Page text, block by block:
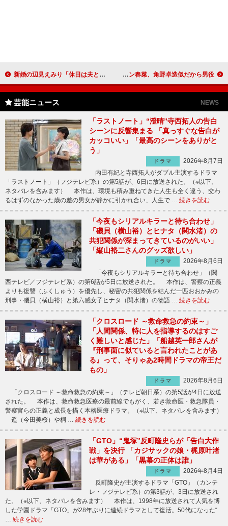
新婚の辺見えみり「休日は夫とお買い物」 期間限定セレクトショップをオープン よしもと芸人がシェークスピアに挑戦 ハリセン春菜、角野卓造似だから男役？
芸能ニュース NEWS
「ラストノート」“澄晴”寺西拓人の告白
シーンに反響集まる 「真っすぐな告白が
カッコいい」「最高のシーンをありがと
う」
ドラマ
2026年8月7日
内田有紀と寺西拓人がダブル主演するドラマ
「ラストノート」（フジテレビ系）の第5話が、6日に放送された。（※以下、
ネタバレを含みます） 本作は、環境も積み重ねてきた人生も全く違う、交わ
るはずのなかった歳の差の男女が静かに引かれ合い、人生で … 続きを読む
「今夜もシリアルキラーと待ち合わせ」
「磯貝（横山裕）とヒナタ（関水渚）の
共犯関係が深まってきているのがいい」
「縦山裕二さんのグッズ欲しい」
ドラマ
2026年8月6日
「今夜もシリアルキラーと待ち合わせ」（関
西テレビ／フジテレビ系）の第6話が5日に放送された。 本作は、警察の正義
よりも復讐（ふくしゅう）を優先し、秘密の共犯関係を結んだ一匹おおかみの
刑事・磯貝（横山裕）と第六感女子ヒナタ（関水渚）の物語 … 続きを読む
「クロスロード ～救命救急の約束～」
「人間関係、特に人を指導するのはすご
く難しいと感じた」「船越英一郎さんが
『刑事面に似ていると言われたことがあ
る』って、そりゃあ2時間ドラマの帝王だ
もの」
ドラマ
2026年8月6日
「クロスロード ～救命救急の約束～」（テレビ朝日系）の第5話が4日に放送
された。 本作は、救命救急医療の最前線でもがく、若き救命医・救急隊員・
警察官らの正義と成長を描く本格医療ドラマ。（※以下、ネタバレを含みます）
遥（今田美桜）や桐 … 続きを読む
「GTO」“鬼塚”反町隆史らが「告白大作
戦」を決行 「カジサックの娘・梶原叶渚
は華がある」「黒幕の正体は誰」
ドラマ
2026年8月4日
反町隆史が主演するドラマ「GTO」（カンテ
レ・フジテレビ系）の第3話が、3日に放送され
た。（※以下、ネタバレを含みます） 本作は、1998年に放送されて人気を博
した学園ドラマ「GTO」が28年ぶりに連続ドラマとして復活。50代になった“
続きを読む